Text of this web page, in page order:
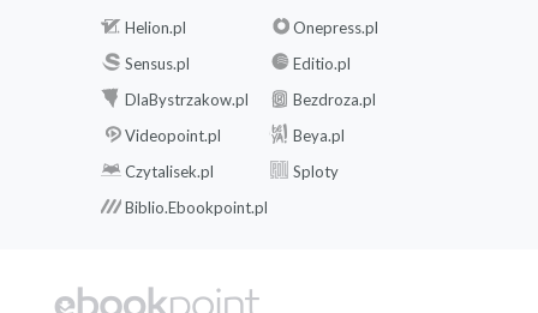
Helion.pl
Onepress.pl
Sensus.pl
Editio.pl
DlaBystrzakow.pl
Bezdroza.pl
Videopoint.pl
Beya.pl
Czytalisek.pl
Sploty
Biblio.Ebookpoint.pl